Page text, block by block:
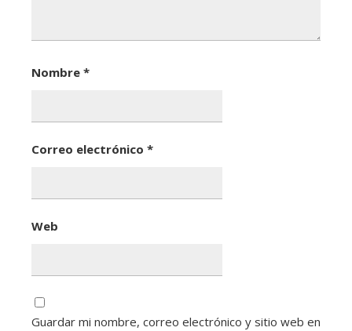
Nombre *
Correo electrónico *
Web
Guardar mi nombre, correo electrónico y sitio web en